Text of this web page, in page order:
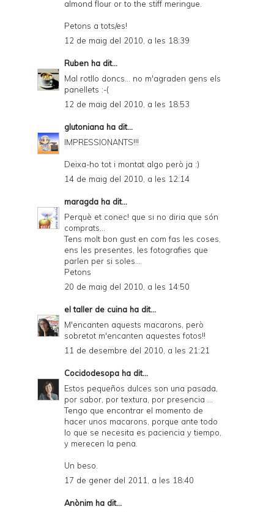
almond flour or to the stiff meringue.
Petons a tots/es!
12 de maig del 2010, a les 18:39
Ruben ha dit...
Mal rotllo doncs... no m'agraden gens els
panellets :-(
12 de maig del 2010, a les 18:53
glutoniana ha dit...
IMPRESSIONANTS!!!
Deixa-ho tot i montat algo però ja :)
14 de maig del 2010, a les 12:14
maragda ha dit...
Perquè et conec! que si no diria que són
comprats...
Tens molt bon gust en com fas les coses,
ens les presentes, les fotografies que
parlen per si soles...
Petons
20 de maig del 2010, a les 14:50
el taller de cuina ha dit...
M'encanten aquests macarons, però
sobretot m'encanten aquestes fotos!!
11 de desembre del 2010, a les 21:21
Cocidodesopa ha dit...
Estos pequeños dulces son una pasada,
por sabor, por textura, por presencia ...
Tengo que encontrar el momento de
hacer unos macarons, porque ante todo
lo que se necesita es paciencia y tiempo,
y merecen la pena.
Un beso.
17 de gener del 2011, a les 18:40
Anònim ha dit...